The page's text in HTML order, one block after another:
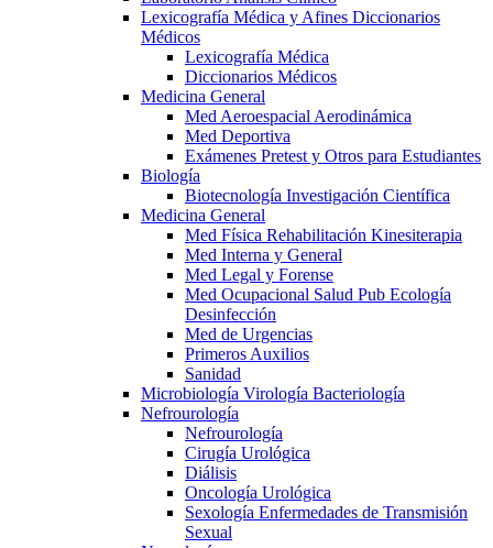
Lexicografía Médica y Afines Diccionarios
Médicos
Lexicografía Médica
Diccionarios Médicos
Medicina General
Med Aeroespacial Aerodinámica
Med Deportiva
Exámenes Pretest y Otros para Estudiantes
Biología
Biotecnología Investigación Científica
Medicina General
Med Física Rehabilitación Kinesiterapia
Med Interna y General
Med Legal y Forense
Med Ocupacional Salud Pub Ecología
Desinfección
Med de Urgencias
Primeros Auxilios
Sanidad
Microbiología Virología Bacteriología
Nefrourología
Nefrourología
Cirugía Urológica
Diálisis
Oncología Urológica
Sexología Enfermedades de Transmisión
Sexual